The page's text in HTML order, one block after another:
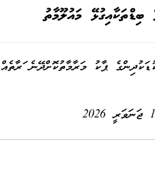
ބިޑްތަކާއިގުޅޭ މައުލޫމާތު
ޕާކު މަރާމާތުކޮށްދޭނެ ފަރާތެއް